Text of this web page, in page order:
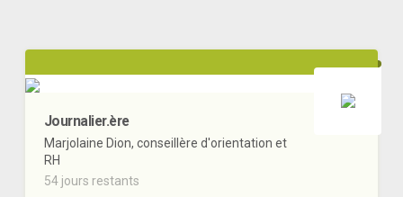
Journalier.ère
Marjolaine Dion, conseillère d'orientation et
RH
54 jours restants